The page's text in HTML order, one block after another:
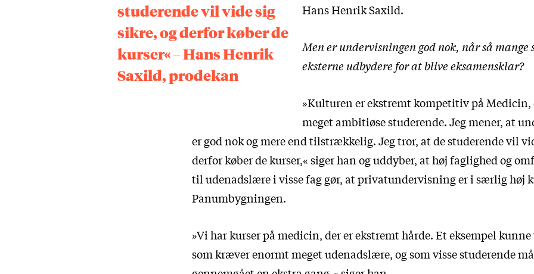
studerende vil vide sig
sikre, og derfor køber de
kurser« – Hans Henrik
Saxild, prodekan
Hans Henrik Saxild.
Men er undervisningen god nok, når så mange
eksterne udbydere for at blive eksamensklar?
»Kulturen er ekstremt kompetitiv på Medicin,
meget ambitiøse studerende. Jeg mener, at
er god nok og mere end tilstrækkelig. Jeg tror, at de studerende vil
derfor køber de kurser,« siger han og uddyber, at høj faglighed og
til udenadslære i visse fag gør, at privatundervisning er i særlig høj
Panumbygningen.
»Vi har kurser på medicin, der er ekstremt hårde. Et eksempel
som kræver enormt meget udenadslære, og som visse studerende